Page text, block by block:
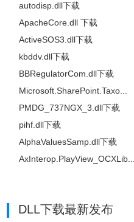
autodisp.dll下载
ApacheCore.dll 下载
ActiveSOS3.dll下载
kbddv.dll下载
BBRegulatorCom.dll下载
Microsoft.SharePoint.Taxo...
PMDG_737NGX_3.dll下载
pihf.dll下载
AlphaValuesSamp.dll下载
AxInterop.PlayView_OCXLib...
DLL下载最新发布